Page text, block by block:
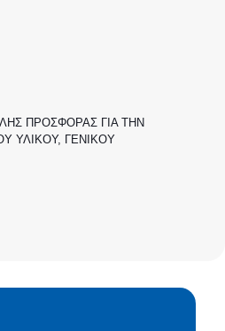
ΠΡΟΣΦΟΡΑΣ ΓΙΑ ΤΗΝ
ΥΛΙΚΟΥ, ΓΕΝΙΚΟΥ